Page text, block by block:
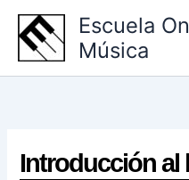
contenido
Escuela
Música
Introducción al